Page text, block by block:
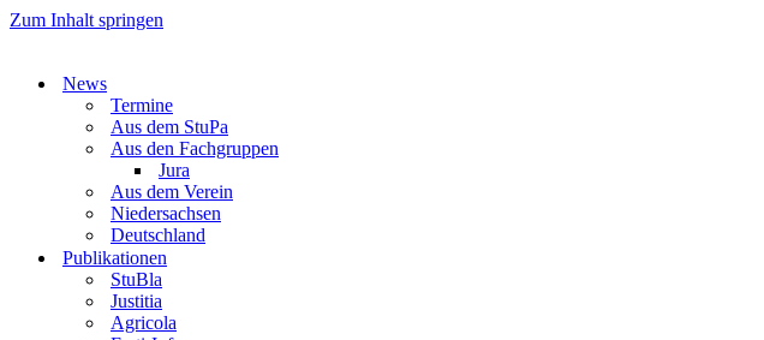
Zum Inhalt springen
News
Termine
Aus dem StuPa
Aus den Fachgruppen
Jura
Aus dem Verein
Niedersachsen
Deutschland
Publikationen
StuBla
Justitia
Agricola